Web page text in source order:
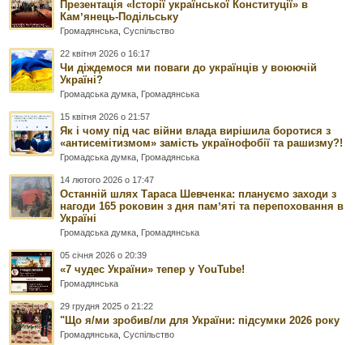
Презентація «Історії української Конституції» в
Камʼянець-Подільську
Громадянська ,Суспільство
22 квітня 2026 о 16:17
Чи діждемося ми поваги до українців у воюючій
Україні?
Громадська думка Громадянська
15 квітня 2026 о 21:57
Як і чому під час війни влада вирішила боротися з
«антисемітизмом» замість українофобії та рашизму?!
Громадська думка Громадянська
14 лютого 2026 о 17:47
Останній шлях Тараса Шевченка: плануємо заходи з
нагоди 165 роковин з дня памʼяті та перепоховання в
Україні
Громадська думка Громадянська
05 січня 2026 о 20:39
«7 чудес України» тепер у YouTube!
Громадянська
29 грудня 2025 о 21:22
"Що я/ми зробив/ли для України: підсумки 2026 року
Громадянська ,Суспільство